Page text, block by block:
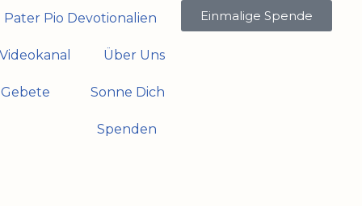
Pater Pio Devotionalien
Videokanal Über Uns
Gebete Sonne Dich
Spenden
Einmalige Spende